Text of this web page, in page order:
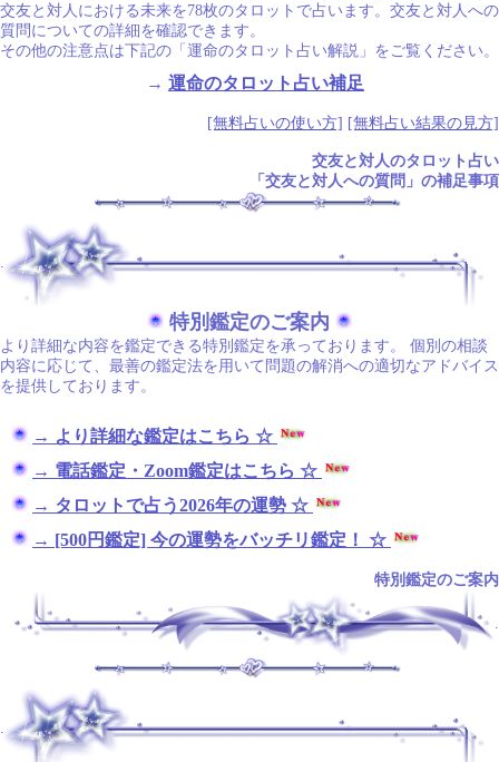
交友と対人における未来を78枚のタロットで占います。交友と対人への
質問についての詳細を確認できます。
その他の注意点は下記の「運命のタロット占い解説」をご覧ください。
→ 運命のタロット占い補足
[無料占いの使い方] [無料占い結果の見方]
交友と対人のタロット占い
「交友と対人への質問」の補足事項
特別鑑定のご案内
より詳細な内容を鑑定できる特別鑑定を承っております。 個別の相談
内容に応じて、最善の鑑定法を用いて問題の解消への適切なアドバイス
を提供しております。
→ より詳細な鑑定はこちら ☆
→ 電話鑑定・Zoom鑑定はこちら ☆
→ タロットで占う2026年の運勢 ☆
→ [500円鑑定] 今の運勢をバッチリ鑑定！ ☆
特別鑑定のご案内